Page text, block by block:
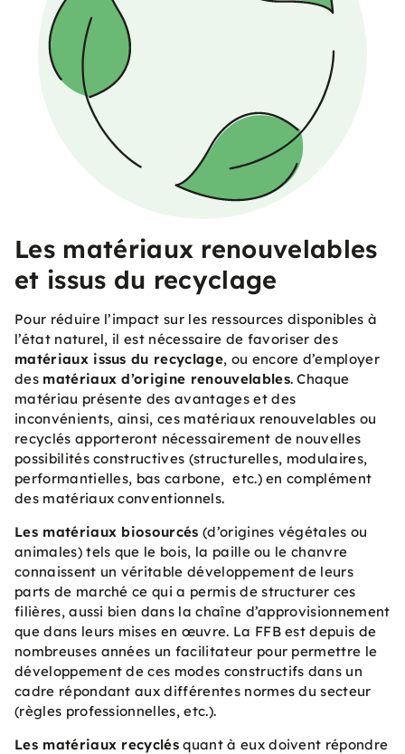
Les matériaux renouvelables
et issus du recyclage
Pour réduire l’impact sur les ressources disponibles à
l’état naturel, il est nécessaire de favoriser des
matériaux issus du recyclage, ou encore d’employer
des matériaux d’origine renouvelables. Chaque
matériau présente des avantages et des
inconvénients, ainsi, ces matériaux renouvelables ou
recyclés apporteront nécessairement de nouvelles
possibilités constructives (structurelles, modulaires,
performantielles, bas carbone, etc.) en complément
des matériaux conventionnels.
Les matériaux biosourcés (d’origines végétales ou
animales) tels que le bois, la paille ou le chanvre
connaissent un véritable développement de leurs
parts de marché ce qui a permis de structurer ces
filières, aussi bien dans la chaîne d’approvisionnement
que dans leurs mises en œuvre. La FFB est depuis de
nombreuses années un facilitateur pour permettre le
développement de ces modes constructifs dans un
cadre répondant aux différentes normes du secteur
(règles professionnelles, etc.).
Les matériaux recyclés quant à eux doivent répondre